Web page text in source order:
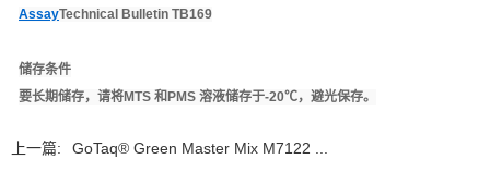
AssayTechnical Bulletin TB169
储存条件
要长期储存，请将MTS 和PMS 溶液储存于-20℃，避光保存。
上一篇:
GoTaq® Green Master Mix M7122 ...